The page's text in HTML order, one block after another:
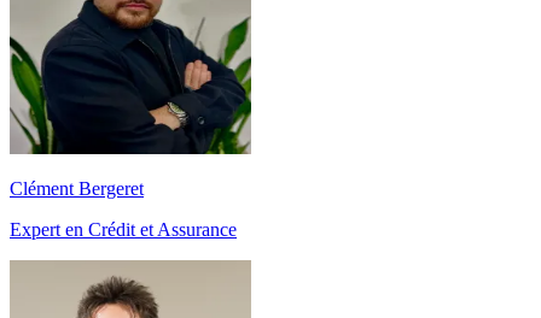
Clément Bergeret
Expert en Crédit et Assurance